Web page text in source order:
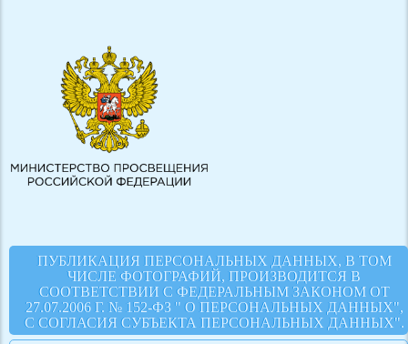
ПУБЛИКАЦИЯ ПЕРСОНАЛЬНЫХ ДАННЫХ, В ТОМ
ЧИСЛЕ ФОТОГРАФИЙ, ПРОИЗВОДИТСЯ В
СООТВЕТСТВИИ С ФЕДЕРАЛЬНЫМ ЗАКОНОМ ОТ
27.07.2006 Г. № 152-ФЗ " О ПЕРСОНАЛЬНЫХ ДАННЫХ",
С СОГЛАСИЯ СУБЪЕКТА ПЕРСОНАЛЬНЫХ ДАННЫХ".